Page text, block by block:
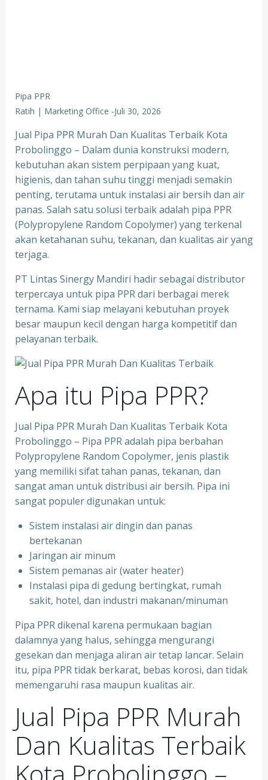
Pipa PPR
Ratih | Marketing Office -Juli 30, 2026
Jual Pipa PPR Murah Dan Kualitas Terbaik Kota
Probolinggo – Dalam dunia konstruksi modern,
kebutuhan akan sistem perpipaan yang kuat,
higienis, dan tahan suhu tinggi menjadi semakin
penting, terutama untuk instalasi air bersih dan air
panas. Salah satu solusi terbaik adalah pipa PPR
(Polypropylene Random Copolymer) yang terkenal
akan ketahanan suhu, tekanan, dan kualitas air yang
terjaga.
PT Lintas Sinergy Mandiri hadir sebagai distributor
terpercaya untuk pipa PPR dari berbagai merek
ternama. Kami siap melayani kebutuhan proyek
besar maupun kecil dengan harga kompetitif dan
pelayanan terbaik.
Apa itu Pipa PPR?
Jual Pipa PPR Murah Dan Kualitas Terbaik Kota
Probolinggo – Pipa PPR adalah pipa berbahan
Polypropylene Random Copolymer, jenis plastik
yang memiliki sifat tahan panas, tekanan, dan
sangat aman untuk distribusi air bersih. Pipa ini
sangat populer digunakan untuk:
Sistem instalasi air dingin dan panas
bertekanan
⁠Jaringan air minum
⁠Sistem pemanas air (water heater)
⁠Instalasi pipa di gedung bertingkat, rumah
sakit, hotel, dan industri makanan/minuman
Pipa PPR dikenal karena permukaan bagian
dalamnya yang halus, sehingga mengurangi
gesekan dan menjaga aliran air tetap lancar. Selain
itu, pipa PPR tidak berkarat, bebas korosi, dan tidak
memengaruhi rasa maupun kualitas air.
Jual Pipa PPR Murah
Dan Kualitas Terbaik